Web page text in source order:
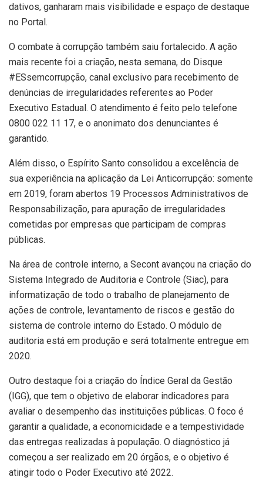
dativos, ganharam mais visibilidade e espaço de destaque
no Portal.
O combate à corrupção também saiu fortalecido. A ação
mais recente foi a criação, nesta semana, do Disque
#ESsemcorrupção, canal exclusivo para recebimento de
denúncias de irregularidades referentes ao Poder
Executivo Estadual. O atendimento é feito pelo telefone
0800 022 11 17, e o anonimato dos denunciantes é
garantido.
Além disso, o Espírito Santo consolidou a excelência de
sua experiência na aplicação da Lei Anticorrupção: somente
em 2019, foram abertos 19 Processos Administrativos de
Responsabilização, para apuração de irregularidades
cometidas por empresas que participam de compras
públicas.
Na área de controle interno, a Secont avançou na criação do
Sistema Integrado de Auditoria e Controle (Siac), para
informatização de todo o trabalho de planejamento de
ações de controle, levantamento de riscos e gestão do
sistema de controle interno do Estado. O módulo de
auditoria está em produção e será totalmente entregue em
2020.
Outro destaque foi a criação do Índice Geral da Gestão
(IGG), que tem o objetivo de elaborar indicadores para
avaliar o desempenho das instituições públicas. O foco é
garantir a qualidade, a economicidade e a tempestividade
das entregas realizadas à população. O diagnóstico já
começou a ser realizado em 20 órgãos, e o objetivo é
atingir todo o Poder Executivo até 2022.